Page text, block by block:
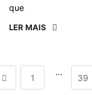
que
LER MAIS
1
…
39